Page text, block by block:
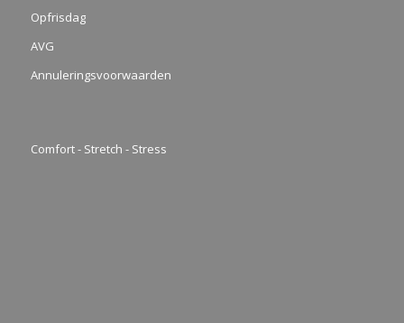
Opfrisdag
AVG
Annuleringsvoorwaarden
Comfort - Stretch - Stress